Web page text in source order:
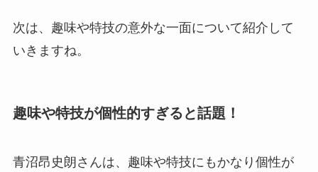
次は、趣味や特技の意外な一面について紹介して
いきますね。
趣味や特技が個性的すぎると話題！
青沼昂史朗さんは、趣味や特技にもかなり個性が